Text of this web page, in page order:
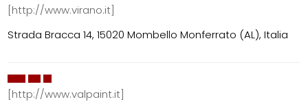
[http://www.virano.it]
Strada Bracca 14, 15020 Mombello Monferrato (AL), Italia
[http://www.valpaint.it]